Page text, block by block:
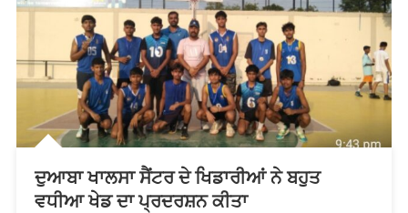
ਦੁਆਬਾ ਖਾਲਸਾ ਸੈਂਟਰ ਦੇ ਖਿਡਾਰੀਆਂ ਨੇ ਬਹੁਤ
ਵਧੀਆ ਖੇਡ ਦਾ ਪ੍ਰਦਰਸ਼ਨ ਕੀਤਾ